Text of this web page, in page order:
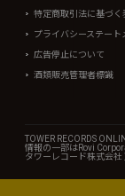
特定商取引法に基づく
プライバシーステート
広告停止について
酒類販売管理者標識
TOWER RECORDS
情報の一部はRovi
タワーレコード株式会